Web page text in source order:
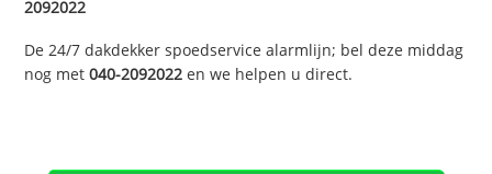
2092022
De 24/7 dakdekker spoedservice alarmlijn; bel deze middag
nog met040-2092022 en we helpen u direct.